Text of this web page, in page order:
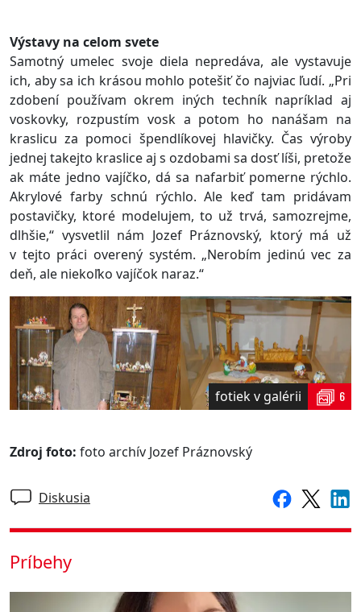
Výstavy na celom svete
Samotný umelec svoje diela nepredáva, ale vystavuje
ich, aby sa ich krásou mohlo potešiť čo najviac ľudí. „Pri
zdobení používam okrem iných techník napríklad aj
voskovky, rozpustím vosk a potom ho nanášam na
kraslicu za pomoci špendlíkovej hlavičky. Čas výroby
jednej takejto kraslice aj s ozdobami sa dosť líši, pretože
ak máte jedno vajíčko, dá sa nafarbiť pomerne rýchlo.
Akrylové farby schnú rýchlo. Ale keď tam pridávam
postavičky, ktoré modelujem, to už trvá, samozrejme,
dlhšie,“ vysvetlil nám Jozef Práznovský, ktorý má už
v tejto práci overený systém. „Nerobím jedinú vec za
deň, ale niekoľko vajíčok naraz.“
fotiek v galérii 6
Zdroj foto: foto archív Jozef Práznovský
Diskusia
Príbehy